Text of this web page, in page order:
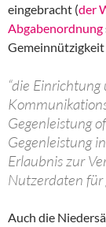
eingebracht (der
Abgabenordnung
“die
Gegenleistung
Gegenleistung
Erlaubnis zur
Nutzerdaten für
Auch die